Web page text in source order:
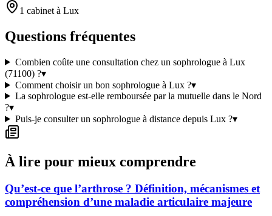
1 cabinet à Lux
Questions fréquentes
Combien coûte une consultation chez un sophrologue à Lux
(71100) ?▾
Comment choisir un bon sophrologue à Lux ?▾
La sophrologue est-elle remboursée par la mutuelle dans le Nord
?▾
Puis-je consulter un sophrologue à distance depuis Lux ?▾
À lire pour mieux comprendre
Qu’est-ce que l’arthrose ? Définition, mécanismes et
compréhension d’une maladie articulaire majeure